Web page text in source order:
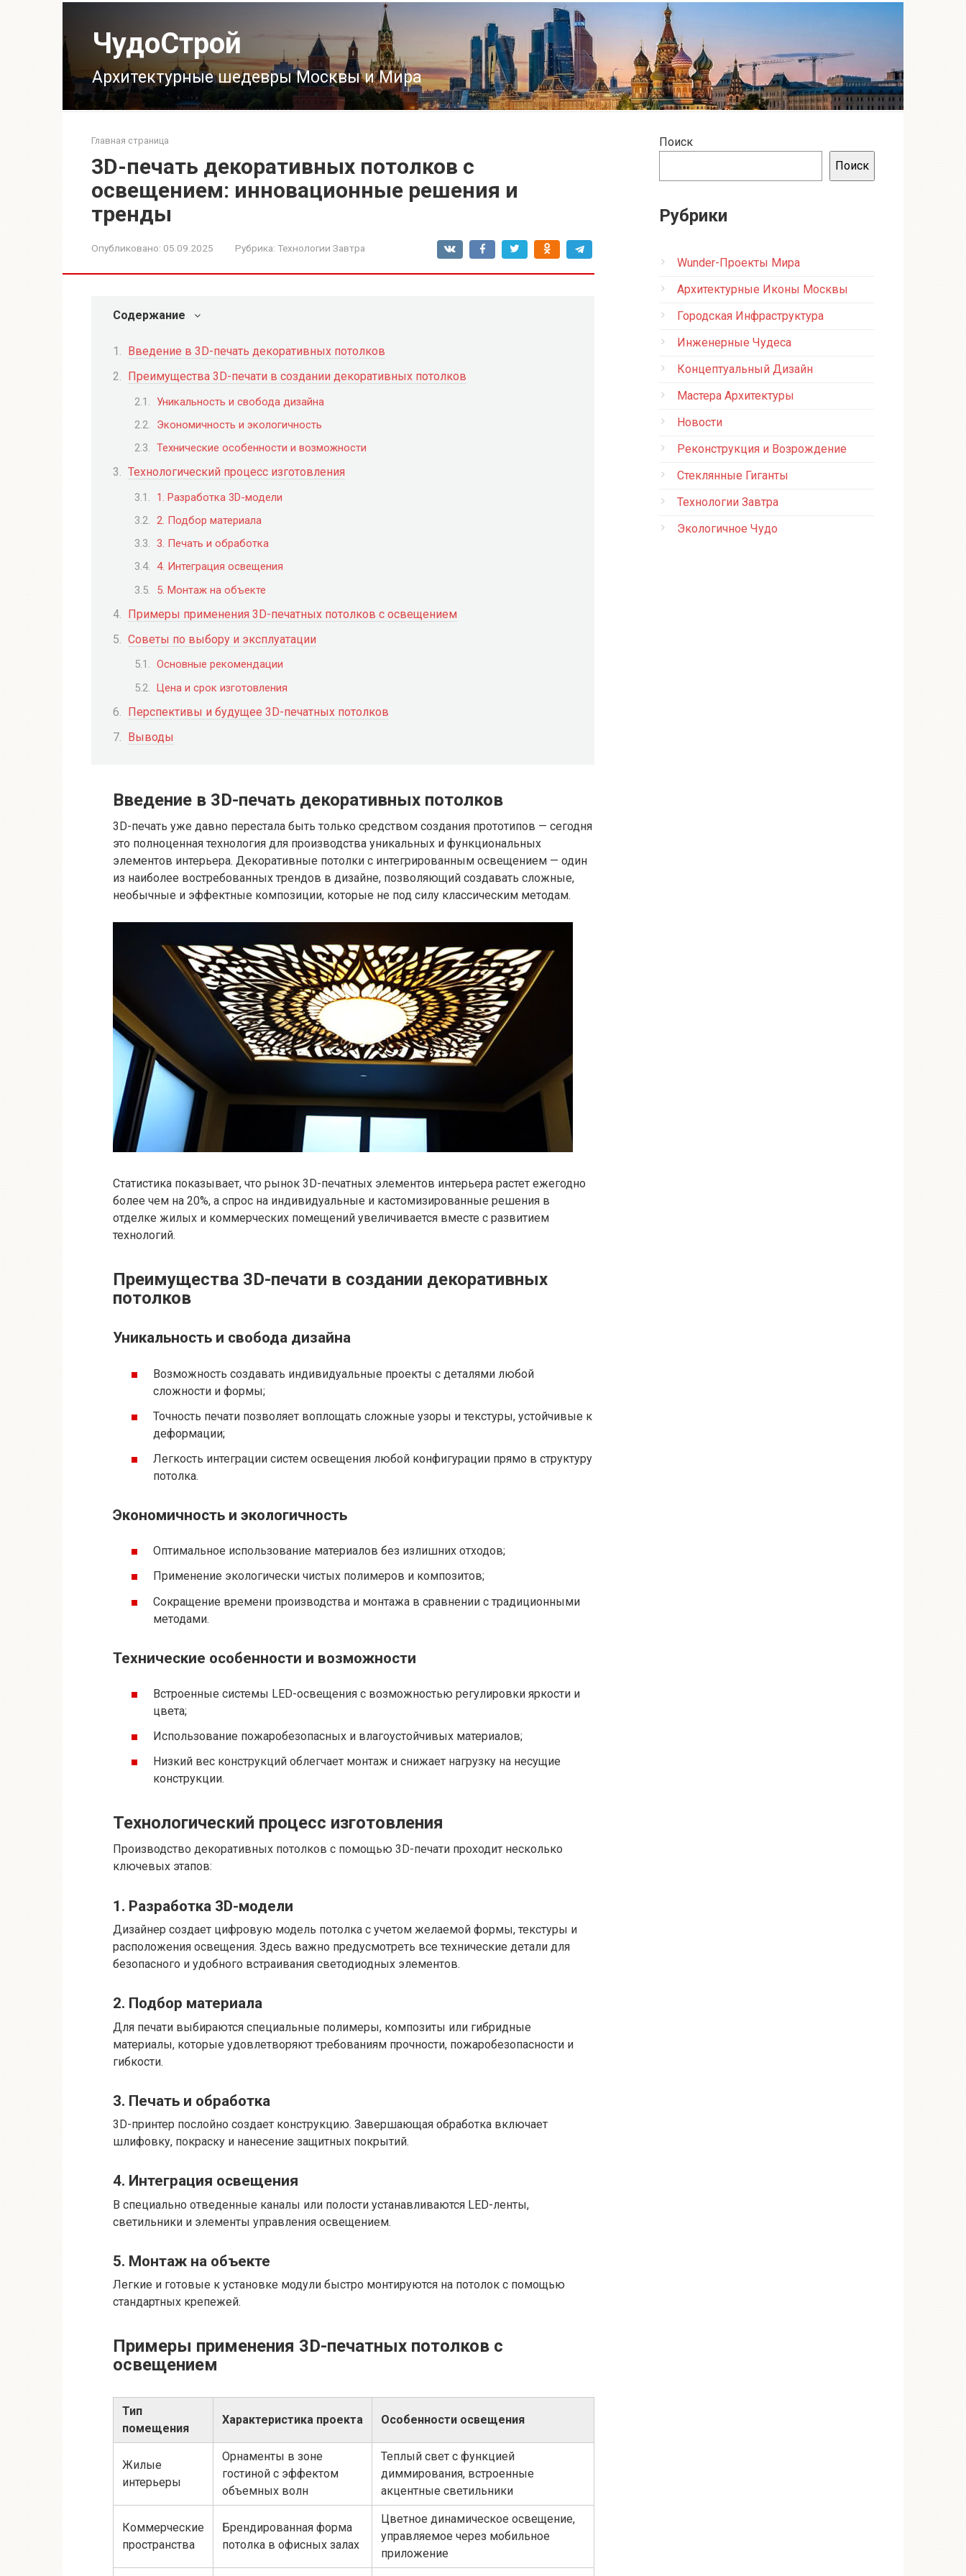
ЧудоСтрой
Архитектурные шедевры Москвы и Мира
Главная страница
3D-печать декоративных потолков с
освещением: инновационные решения и
тренды
Опубликовано: 05.09.2025 Рубрика: Технологии Завтра
Содержание
Введение в 3D-печать декоративных потолков
Преимущества 3D-печати в создании декоративных потолков
Уникальность и свобода дизайна
Экономичность и экологичность
Технические особенности и возможности
Технологический процесс изготовления
1. Разработка 3D-модели
2. Подбор материала
3. Печать и обработка
4. Интеграция освещения
5. Монтаж на объекте
Примеры применения 3D-печатных потолков с освещением
Советы по выбору и эксплуатации
Основные рекомендации
Цена и срок изготовления
Перспективы и будущее 3D-печатных потолков
Выводы
Введение в 3D-печать декоративных потолков
3D-печать уже давно перестала быть только средством создания прототипов — сегодня
это полноценная технология для производства уникальных и функциональных
элементов интерьера. Декоративные потолки с интегрированным освещением — один
из наиболее востребованных трендов в дизайне, позволяющий создавать сложные,
необычные и эффектные композиции, которые не под силу классическим методам.
Статистика показывает, что рынок 3D-печатных элементов интерьера растет ежегодно
более чем на 20%, а спрос на индивидуальные и кастомизированные решения в
отделке жилых и коммерческих помещений увеличивается вместе с развитием
технологий.
Преимущества 3D-печати в создании декоративных
потолков
Уникальность и свобода дизайна
Возможность создавать индивидуальные проекты с деталями любой
сложности и формы;
Точность печати позволяет воплощать сложные узоры и текстуры, устойчивые к
деформации;
Легкость интеграции систем освещения любой конфигурации прямо в структуру
потолка.
Экономичность и экологичность
Оптимальное использование материалов без излишних отходов;
Применение экологически чистых полимеров и композитов;
Сокращение времени производства и монтажа в сравнении с традиционными
методами.
Технические особенности и возможности
Встроенные системы LED-освещения с возможностью регулировки яркости и
цвета;
Использование пожаробезопасных и влагоустойчивых материалов;
Низкий вес конструкций облегчает монтаж и снижает нагрузку на несущие
конструкции.
Технологический процесс изготовления
Производство декоративных потолков с помощью 3D-печати проходит несколько
ключевых этапов:
1. Разработка 3D-модели
Дизайнер создает цифровую модель потолка с учетом желаемой формы, текстуры и
расположения освещения. Здесь важно предусмотреть все технические детали для
безопасного и удобного встраивания светодиодных элементов.
2. Подбор материала
Для печати выбираются специальные полимеры, композиты или гибридные
материалы, которые удовлетворяют требованиям прочности, пожаробезопасности и
гибкости.
3. Печать и обработка
3D-принтер послойно создает конструкцию. Завершающая обработка включает
шлифовку, покраску и нанесение защитных покрытий.
4. Интеграция освещения
В специально отведенные каналы или полости устанавливаются LED-ленты,
светильники и элементы управления освещением.
5. Монтаж на объекте
Легкие и готовые к установке модули быстро монтируются на потолок с помощью
стандартных крепежей.
Примеры применения 3D-печатных потолков с
освещением
Тип
помещения
Характеристика проекта Особенности освещения
Жилые
интерьеры
Орнаменты в зоне
гостиной с эффектом
объемных волн
Теплый свет с функцией
диммирования, встроенные
акцентные светильники
Коммерческие
пространства
Брендированная форма
потолка в офисных залах
Цветное динамическое освещение,
управляемое через мобильное
приложение
Поиск
Поиск
Рубрики
Wunder-Проекты Мира
Архитектурные Иконы Москвы
Городская Инфраструктура
Инженерные Чудеса
Концептуальный Дизайн
Мастера Архитектуры
Новости
Реконструкция и Возрождение
Стеклянные Гиганты
Технологии Завтра
Экологичное Чудо